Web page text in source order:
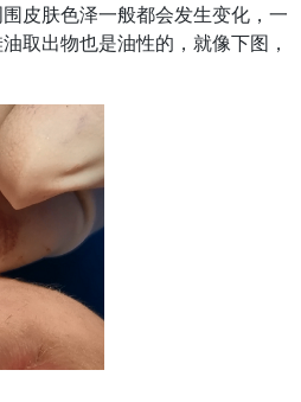
皮肤色泽一般都会发生变化，一
取出物也是油性的，就像下图，